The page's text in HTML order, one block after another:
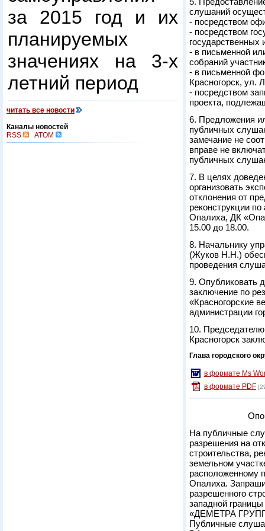
за 2015 год и их
планируемых
значениях на 3-х
летний период
читать все новости
Каналы новостей
RSS
ATOM
слушаний
- посредством
- посредством
- в письменной
собраний
- в письменной
Красногорск, ул.
- посредством
проекта,
6. Предложения
публичных
замечание не
вправе не
публичных
7. В целях
организовать
отклонения от
реконструкции
Опалиха, ДК
15.00 до 18.00.
8. Начальнику
(Жуков Н.Н.)
проведения
9. Опубликовать
заключение по
«Красногорские
администрации
10. Председателю
Красногорск
Глава городского
в формате Ms
в формате PDF
На публичные
разрешения на
строительства,
земельном
расположенному
Опалиха.
разрешенного
западной
«ДЕМЕТРА
Публичные